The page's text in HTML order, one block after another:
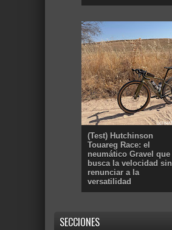
(Test) Hutchinson
Touareg Race: el
neumático Gravel que
busca la velocidad sin
renunciar a la
versatilidad
SECCIONES